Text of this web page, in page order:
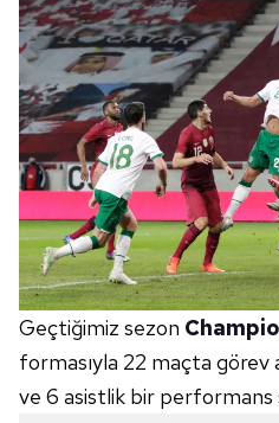
Geçtiğimiz sezon
formasıyla 22 maçta görev
ve 6 asistlik bir performans